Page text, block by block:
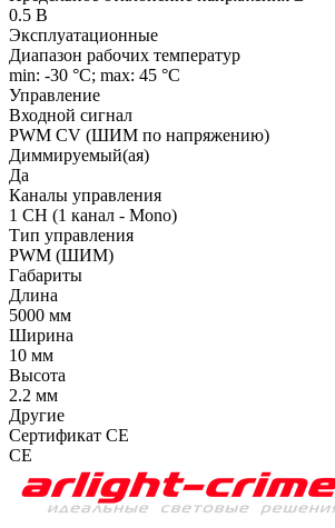
0.5 В
Эксплуатационные
Диапазон рабочих температур
min: -30 °C; max: 45 °C
Управление
Входной сигнал
PWM СV (ШИМ по напряжению)
Диммируемый(ая)
Да
Каналы управления
1 CH (1 канал - Mono)
Тип управления
PWM (ШИМ)
Габариты
Длина
5000 мм
Ширина
10 мм
Высота
2.2 мм
Другие
Сертификат CE
CE